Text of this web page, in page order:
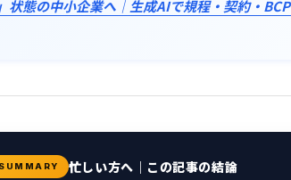
状態の中小企業へ｜生成AIで規程・契約・
忙しい方へ｜この記事の結論